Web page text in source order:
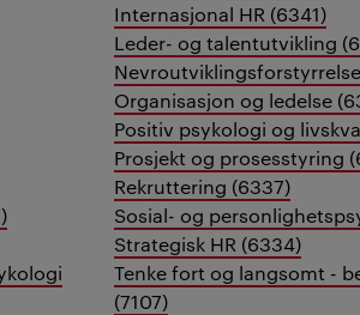
Internasjonal HR (6341)
Leder- og talentutvikling
Organisasjon og ledelse
Positiv psykologi og
Prosjekt og prosesstyring
Rekruttering (6337)
Sosial- og
Strategisk HR (6334)
Tenke fort og langsomt -
(7107)